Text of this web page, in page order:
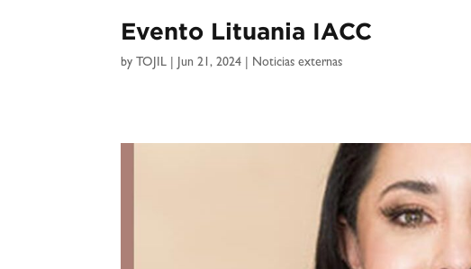
Evento Lituania IACC
byTOJIL Jun 21, 2024 Noticias externas